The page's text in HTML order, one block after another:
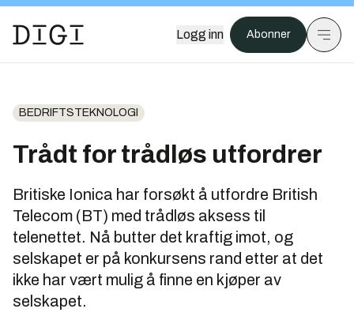
Logg inn Abonner
BEDRIFTSTEKNOLOGI
Trådt for trådløs utfordrer
Britiske Ionica har forsøkt å utfordre British
Telecom (BT) med trådløs aksess til
telenettet. Nå butter det kraftig imot, og
selskapet er på konkursens rand etter at det
ikke har vært mulig å finne en kjøper av
selskapet.